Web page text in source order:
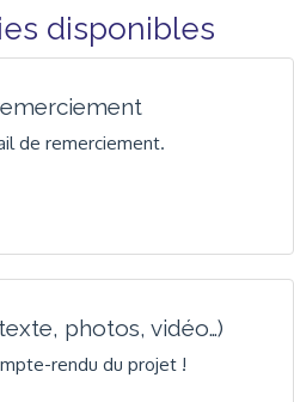
disponibles
de remerciement.
photos, vidéo…)
rendu du projet !